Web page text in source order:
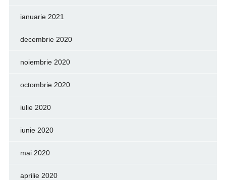
ianuarie 2021
decembrie 2020
noiembrie 2020
octombrie 2020
iulie 2020
iunie 2020
mai 2020
aprilie 2020